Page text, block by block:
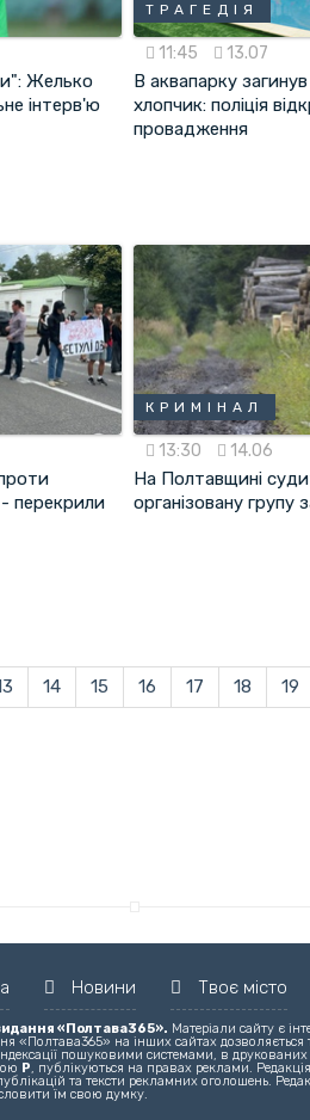
Желько
інтерв'ю
ТРАГЕДІЯ
11:45 13.07
В аквапарку
хлопчик: поліція
провадження
перекрили
КРИМІНАЛ
13:30 14.06
На Полтавщині
організовану групу
14 15 16 17 18 19
Новини Твоє місто
«Полтава365». Матеріали сайту є
«Полтава365» на інших сайтах дозволяється
пошуковими системами, в
Р, публікуються на правах реклами. Редакція
та тексти рекламних оголошень.
їм свою думку.